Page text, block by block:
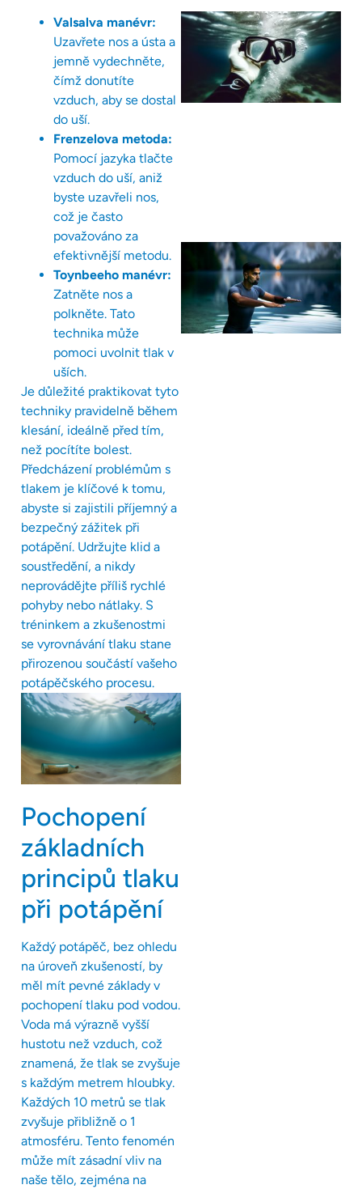
Valsalva manévr:
Uzavřete nos a ústa a
jemně vydechněte,
čímž donutíte
vzduch, aby se dostal
do uší.
Frenzelova metoda:
Pomocí jazyka tlačte
vzduch do uší, aniž
byste uzavřeli nos,
což je často
považováno za
efektivnější metodu.
Toynbeeho manévr:
Zatněte nos a
polkněte. Tato
technika může
pomoci uvolnit tlak v
uších.
Je důležité praktikovat tyto
techniky pravidelně během
klesání, ideálně před tím,
než pocítíte bolest.
Předcházení problémům s
tlakem je klíčové k tomu,
abyste si zajistili příjemný a
bezpečný zážitek při
potápění. Udržujte klid a
soustředění, a nikdy
neprovádějte příliš rychlé
pohyby nebo nátlaky. S
tréninkem a zkušenostmi
se vyrovnávání tlaku stane
přirozenou součástí vašeho
potápěčského procesu.
Pochopení
základních
principů tlaku
při potápění
Každý potápěč, bez ohledu
na úroveň zkušeností, by
měl mít pevné základy v
pochopení tlaku pod vodou.
Voda má výrazně vyšší
hustotu než vzduch, což
znamená, že tlak se zvyšuje
s každým metrem hloubky.
Každých 10 metrů se tlak
zvyšuje přibližně o 1
atmosféru. Tento fenomén
může mít zásadní vliv na
naše tělo, zejména na